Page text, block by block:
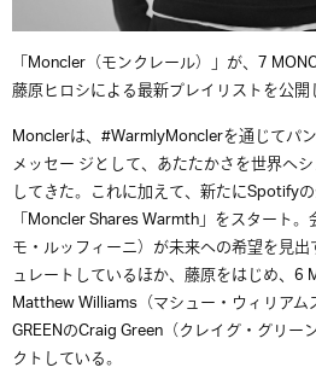
「Moncler（モンクレール）」が、7
藤原ヒロシによる最新プレイリストを公開
Monclerは、#WarmlyMonclerを通じてパ
メッセー ジとして、あたたかさを世界へ
してきた。これに加えて、新たにSpotify
「Moncler Shares Warmth」をスタート
モ・ルッフィーニ）が未来への希望を見
ュレートしているほか、藤原をはじめ、6
Matthew Williams （マシュー・ウィリア
GREENのCraig Green（クレイグ・ グリー
クトしている。